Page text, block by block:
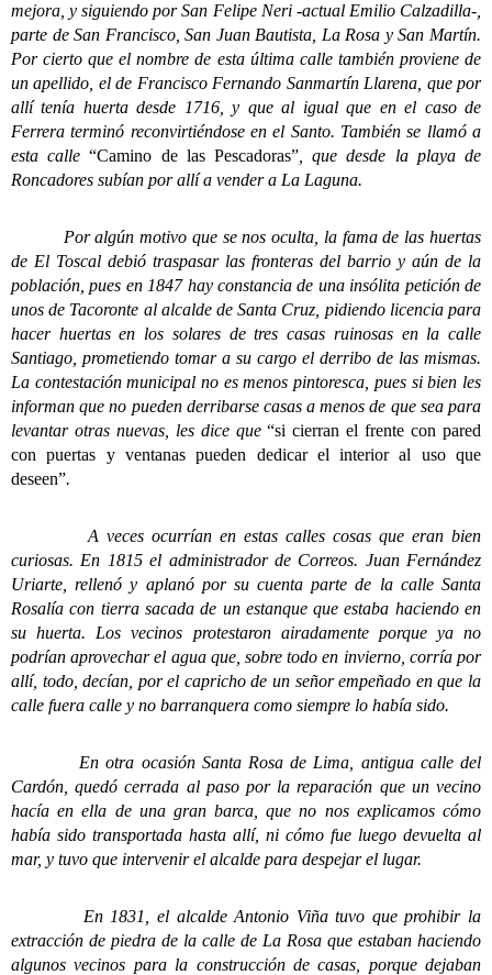
mejora, y siguiendo por San Felipe Neri -actual Emilio Calzadilla-,
parte de San Francisco, San Juan Bautista, La Rosa y San Martín.
Por cierto que el nombre de esta última calle también proviene de
un apellido, el de Francisco Fernando Sanmartín Llarena, que por
allí tenía huerta desde 1716, y que al igual que en el caso de
Ferrera terminó reconvirtiéndose en el Santo. También se llamó a
esta calle“Camino de las Pescadoras” , que desde la playa de
Roncadores subían por allí a vender a La Laguna.
Por algún motivo que se nos oculta, la fama de las huertas
de El Toscal debió traspasar las fronteras del barrio y aún de la
población, pues en 1847 hay constancia de una insólita petición de
unos de Tacoronte al alcalde de Santa Cruz, pidiendo licencia para
hacer huertas en los solares de tres casas ruinosas en la calle
Santiago, prometiendo tomar a su cargo el derribo de las mismas.
La contestación municipal no es menos pintoresca, pues si bien les
informan que no pueden derribarse casas a menos de que sea para
levantar otras nuevas, les dice que“si cierran el frente con pared
con puertas y ventanas pueden dedicar el interior al uso que
deseen”.
A veces ocurrían en estas calles cosas que eran bien
curiosas. En 1815 el administrador de Correos. Juan Fernández
Uriarte, rellenó y aplanó por su cuenta parte de la calle Santa
Rosalía con tierra sacada de un estanque que estaba haciendo en
su huerta. Los vecinos protestaron airadamente porque ya no
podrían aprovechar el agua que, sobre todo en invierno, corría por
allí, todo, decían, por el capricho de un señor empeñado en que la
calle fuera calle y no barranquera como siempre lo había sido.
En otra ocasión Santa Rosa de Lima, antigua calle del
Cardón, quedó cerrada al paso por la reparación que un vecino
hacía en ella de una gran barca, que no nos explicamos cómo
había sido transportada hasta allí, ni cómo fue luego devuelta al
mar, y tuvo que intervenir el alcalde para despejar el lugar.
En 1831, el alcalde Antonio Viña tuvo que prohibir la
extracción de piedra de la calle de La Rosa que estaban haciendo
algunos vecinos para la construcción de casas, porque dejaban